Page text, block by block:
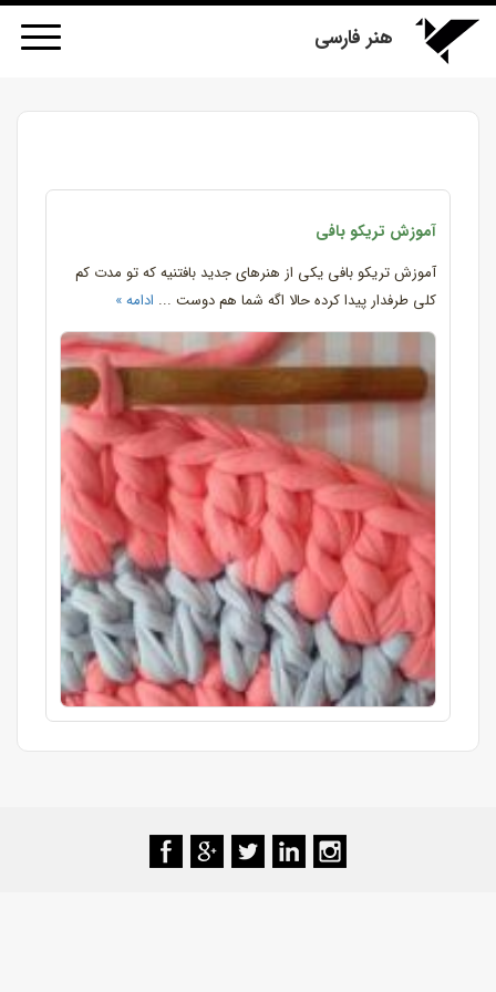
هنر فارسی
آموزش تریکو بافی
آموزش تریکو بافی یکی از هنرهای جدید بافتنیه که تو مدت کم
کلی طرفدار پیدا کرده حالا اگه شما هم دوست ... ادامه »